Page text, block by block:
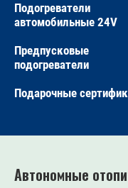
Подогреватели
автомобильные 24V
Предпусковые
подогреватели
Подарочные
Автономные